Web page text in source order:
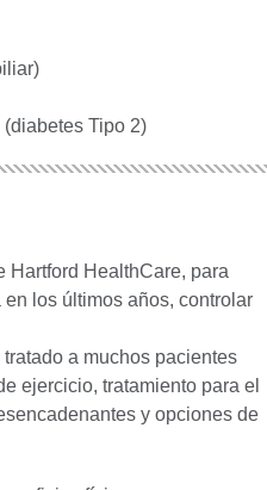
Tipo 2)
Hartford HealthCare, para
los últimos años, controlar
a muchos pacientes
ejercicio, tratamiento para el
y opciones de